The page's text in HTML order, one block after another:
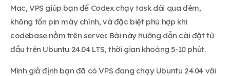
Mac, VPS giúp bạn để Codex chạy task dài qua đêm,
không tốn pin máy chính, và đặc biệt phù hợp khi
codebase nằm trên server. Bài này hướng dẫn cài đặt từ
đầu trên Ubuntu 24.04 LTS, thời gian khoảng 5-10 phút.
Mình giả định bạn đã có VPS đang chạy Ubuntu 24.04 với